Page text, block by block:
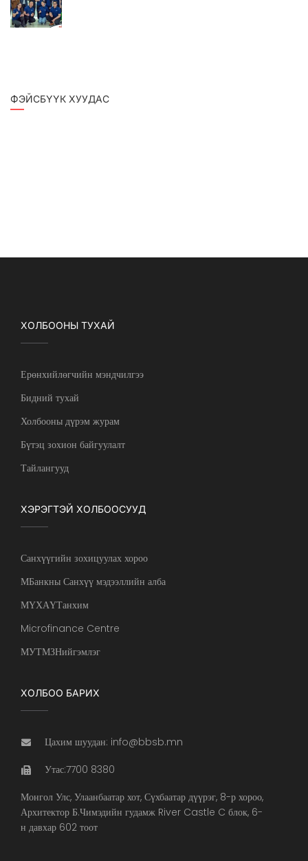
ФЭЙСБҮҮК ХУУДАС
ХОЛБООНЫ ТУХАЙ
Ерөнхийлөгчийн мэндчилгээ
Бидний тухай
Холбооны дүрэм журам
Бүтэц зохион байгуулалт
Тайлангууд
ХЭРЭГТЭЙ ХОЛБООСУУД
Санхүүгийн зохицуулах хороо
МБанкны Санхүү мэдээллийн алба
МҮХАҮТанхим
Microfinance Centre
МУТМЗНийгэмлэг
ХОЛБОО БАРИХ
Цахим шуудан: info@bbsb.mn
Утас:7700 8380
Монгол Улс, Улаанбаатар хот, Сүхбаатар дүүрэг, 8-р хороо,
Архитектор Б.Чимэдийн гудамж River Castle C блок, 6-
н давхар 602 тоот